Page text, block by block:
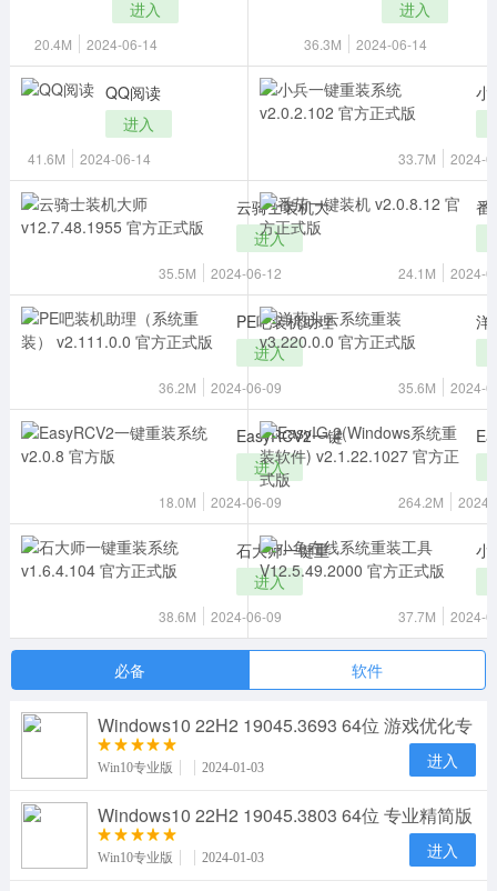
主题美化
教育学习 网络购物 金融理财
电脑软件
网络软件 系统软件
媒体软件 行业软件
安全软件 游戏娱乐 聊天软件
教育教学
进入
20.4M 2024-06-14
进入
36.3M 2024-06-14
QQ阅读
进入
41.6M 2024-06-14
小
33.7M 2024-
云骑士装机大
进入
35.5M 2024-06-12
番
24.1M 2024-
PE吧装机助理
进入
36.2M 2024-06-09
洋
35.6M 2024-
EasyRCV2一键
进入
18.0M 2024-06-09 264.2M
石大师一键重
进入
38.6M 2024-06-09
小
37.7M 2024-
必备 软件
Windows10 22H2 19045.3693 64位 游戏优化专
业版下载
Win10专业版 2024-01-03 进入
Windows10 22H2 19045.3803 64位 专业精简版
下载 v202
Win10专业版 2024-01-03 进入